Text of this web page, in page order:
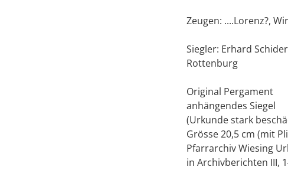
Zeugen: ....Lorenz?,
Siegler: Erhard
Rottenburg
Original Pergament
anhängendes Siegel
(Urkunde stark
Grösse 20,5 cm (mit
Pfarrarchiv Wiesing
in Archivberichten III,